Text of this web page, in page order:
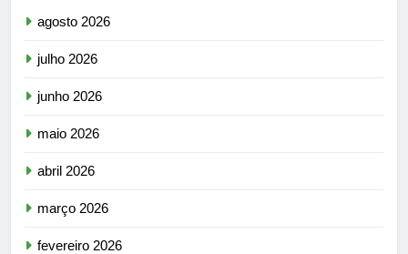
agosto 2026
julho 2026
junho 2026
maio 2026
abril 2026
março 2026
fevereiro 2026